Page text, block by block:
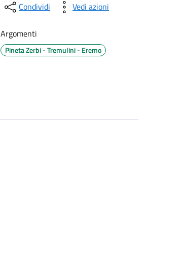
Condividi Vedi azioni
Argomenti
Pineta Zerbi - Tremulini - Eremo